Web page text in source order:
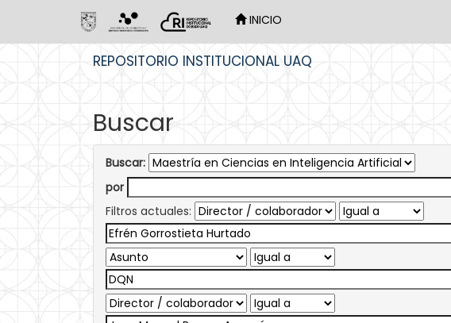
INICIO
REPOSITORIO INSTITUCIONAL UAQ
Buscar
Buscar:
por
Filtros actuales: